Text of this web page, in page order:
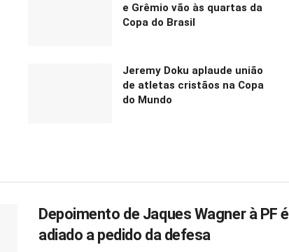
e Grêmio vão às quartas da
Copa do Brasil
Jeremy Doku aplaude união
de atletas cristãos na Copa
do Mundo
Depoimento de Jaques Wagner à PF é
adiado a pedido da defesa